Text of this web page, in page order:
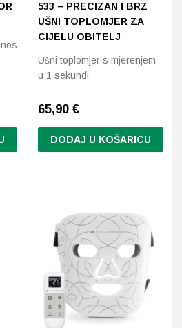
533 – PRECIZAN I BRZ
UŠNI TOPLOMJER ZA
CIJELU OBITELJ
Ušni toplomjer s mjerenjem
u 1 sekundi
65,90 €
DODAJ U KOŠARICU